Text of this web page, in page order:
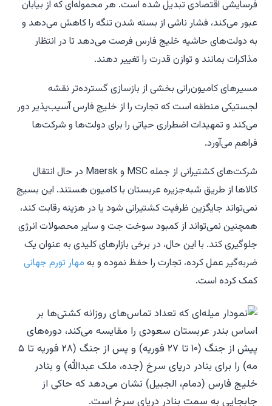
فرسایشی اقتصادی تبدیل شده است. هر محموله‌ای که از بیابان
عبور می‌کند، فشار ناشی از بسته شدن تنگه را کاهش می‌دهد و
به دولت‌های حاشیه خلیج فارس فرصت می‌دهد تا در انتظار
مذاکرات بمانند و توازن قدرت را تغییر دهند.
مسیرهای کامیون‌رانی بخشی از بازسازی گسترده‌تر نقشه
لجستیکی منطقه است که تجارت را از خلیج فارس آسیب‌پذیر دور
می‌کند و تمهیدات اضطراری حیاتی را برای دولت‌ها و شرکت‌ها
فراهم می‌آورد.
شرکت‌های کشتیرانی از جمله MSC و Maersk در حال انتقال
کالاها از طریق شبه‌جزیره عربستان با کامیون هستند. این بسیج
نمی‌تواند جایگزین ظرفیت کشتیرانی شود یا در هزینه رقابت کند،
همچنین نمی‌تواند از کمبود سوخت جت و سایر محصولات انرژی
جلوگیری کند. با این حال، در برخی بازارهای کلیدی به عنوان یک
ضربه‌گیر عمل کرده، تجارت را حفظ نموده و به مهار تورم جهانی
کمک کرده است.